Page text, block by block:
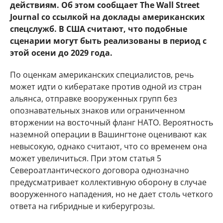
действиям. Об этом сообщает The Wall Street
Journal со ссылкой на доклады американских
спецслужб. В США считают, что подобные
сценарии могут быть реализованы в период с
этой осени до 2029 года.
По оценкам американских специалистов, речь
может идти о кибератаке против одной из стран
альянса, отправке вооруженных групп без
опознавательных знаков или ограниченном
вторжении на восточный фланг НАТО. Вероятность
наземной операции в Вашингтоне оценивают как
невысокую, однако считают, что со временем она
может увеличиться. При этом статья 5
Североатлантического договора однозначно
предусматривает коллективную оборону в случае
вооруженного нападения, но не дает столь четкого
ответа на гибридные и киберугрозы.